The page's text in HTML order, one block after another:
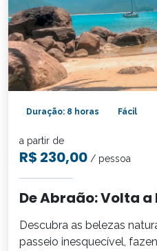
Duração: 8 horas Fácil
a partir de
R$ 230,00 / pessoa
De Abraão: Volta
Descubra as belezas
passeio inesquecível,